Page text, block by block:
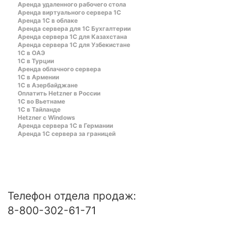
Аренда удаленного рабочего стола
Аренда виртуального сервера 1С
Аренда 1С в облаке
Аренда сервера для 1С Бухгалтерии
Аренда сервера 1С для Казахстана
Аренда сервера 1С для Узбекистане
1C в ОАЭ
1C в Турции
Аренда облачного сервера
1С в Армении
1С в Азербайджане
Оплатить Hetzner в России
1С во Вьетнаме
1С в Тайланде
Hetzner c Windows
Аренда сервера 1С в Германии
Аренда 1С сервера за границей
Телефон отдела продаж:
8-800-302-61-71